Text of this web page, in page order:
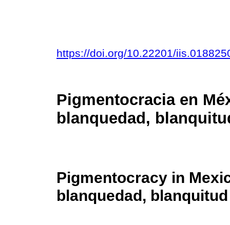
https://doi.org/10.22201/
Pigmentocracia en
blanquedad,
Pigmentocracy in
blanquedad,